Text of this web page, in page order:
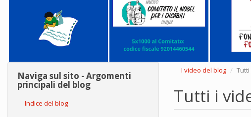
Naviga sul sito - Argomenti
principali del blog
Indice del blog
I video del blog Tutti
Tutti i